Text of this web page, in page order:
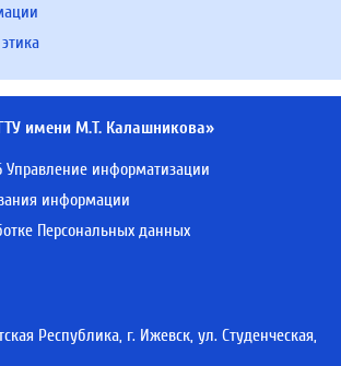
имени М.Т. Калашникова»
Управление информатизации
информации
Персональных данных
Республика, г. Ижевск, ул. Студенческая,